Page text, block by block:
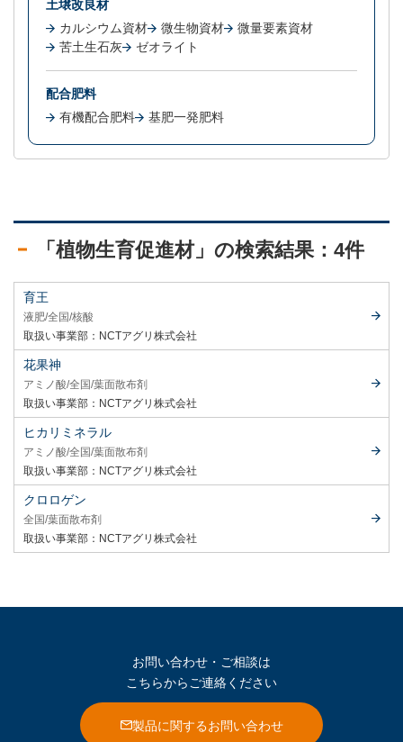
土壌改良材
カルシウム資材
微生物資材
微量要素資材
苦土生石灰
ゼオライト
配合肥料
有機配合肥料
基肥一発肥料
「植物生育促進材」の検索結果：4件
育王
液肥 全国 核酸
取扱い事業部： NCTアグリ株式会社
花果神
アミノ酸 全国 葉面散布剤
取扱い事業部： NCTアグリ株式会社
ヒカリミネラル
アミノ酸 全国 葉面散布剤
取扱い事業部： NCTアグリ株式会社
クロロゲン
全国 葉面散布剤
取扱い事業部： NCTアグリ株式会社
お問い合わせ・ご相談は
こちらからご連絡ください
製品に関するお問い合わせ